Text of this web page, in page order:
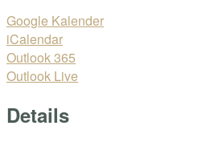
Google Kalender
iCalendar
Outlook 365
Outlook Live
Details